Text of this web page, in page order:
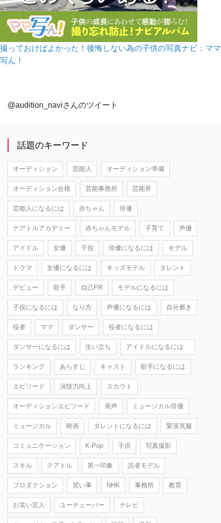
撮っておけばよかった！後悔しない為の子供の写真ナビ：ママ
写ん！
@audition_naviさんのツイート
話題のキーワード
オーディション 芸能人 オーディション準備
オーディション合格 芸能事務所 芸能界
芸能人になるには 赤ちゃん 俳優
テアトルアカデミー 赤ちゃんモデル 子育て 声優
アイドル 女優 子役 俳優になるには モデル
ドラマ 女優になるには キッズモデル タレント
デビュー 歌手 自己PR モデルになるには
子役になるには なり方 声優になるには 自分磨き
役者 ママ ダンサー 役者になるには
ダンサーになるには 生い立ち アイドルになるには
ランキング あらすじ キャスト 歌手になるには
エピソード 演技力向上 スカウト
オーディションエピソード 発声 ミュージカル俳優
ミュージカル 映画 タレントになるには 緊張克服
コミュニケーション K-Pop 子供 写真撮影
スキル テアトル 第一印象 読者モデル
プロダクション 習い事 NHK 事務所 教育
お笑い芸人 ユーチューバー テレビ